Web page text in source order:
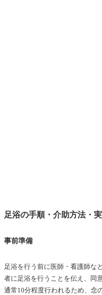
足浴の手順・介助方法・
事前準備
足浴を行う前に医師・看護師な
者に足浴を行うことを伝え、同
通常10分程度行われるため、念